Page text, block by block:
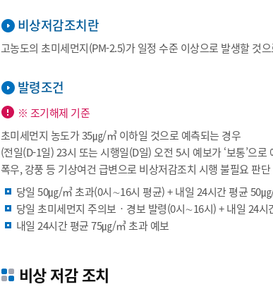
비상저감조치란
고농도의 초미세먼지(PM-2.5)가 일정 수준 이상으로 발생할 것
발령조건
※ 조기해제 기준
초미세먼지 농도가 35㎍/㎥ 이하일 것으로 예측되는 경우
(전일(D-1일) 23시 또는 시행일(D일) 오전 5시 예보가 ‘보통’으로
폭우, 강풍 등 기상여건 급변으로 비상저감조치 시행 불필요 판단
당일 50㎍/㎥ 초과(0시∼16시 평균) + 내일 24시간 평균 50
당일 초미세먼지 주의보‧경보 발령(0시∼16시) + 내일 24시
내일 24시간 평균 75㎍/㎥ 초과 예보
비상 저감 조치